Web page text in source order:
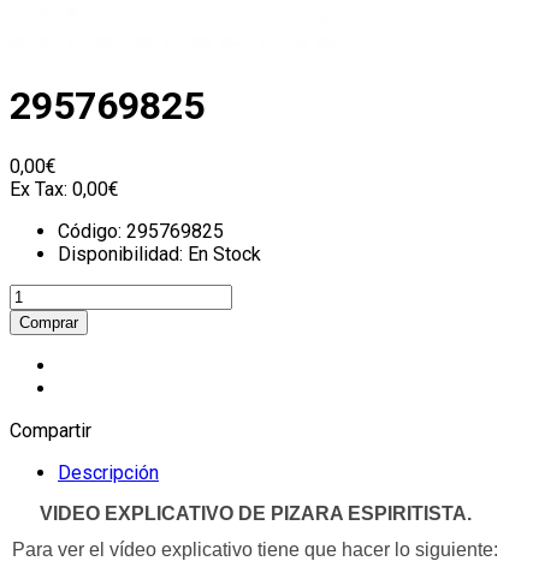
295769825
0,00€
Ex Tax: 0,00€
Código: 295769825
Disponibilidad: En Stock
Compartir
Descripción
VIDEO EXPLICATIVO DE PIZARA ESPIRITISTA.
Para ver el vídeo explicativo tiene que hacer lo siguiente: